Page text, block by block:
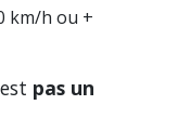
km/h ou +
pas un